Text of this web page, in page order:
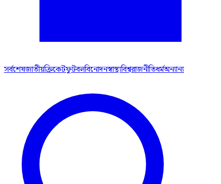
সর্বশেষজাতীয়ক্রিকেটফুটবলবিনোদনস্বাস্থ্যবিশ্বরাজনীতিধর্মঅন্যান্য